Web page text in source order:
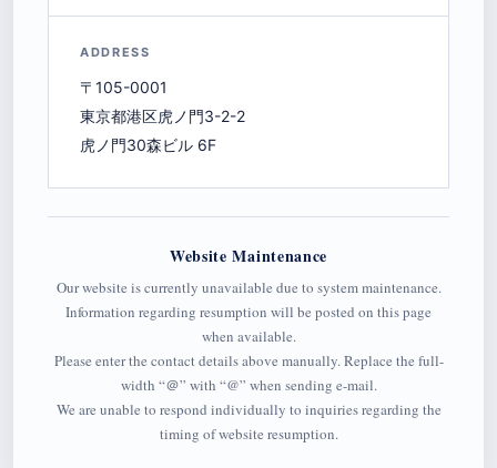
ADDRESS
〒105-0001
東京都港区虎ノ門3-2-2
虎ノ門30森ビル 6F
Website Maintenance
Our website is currently unavailable due to system maintenance.
Information regarding resumption will be posted on this page
when available.
Please enter the contact details above manually. Replace the full-
width “＠” with “@” when sending e-mail.
We are unable to respond individually to inquiries regarding the
timing of website resumption.